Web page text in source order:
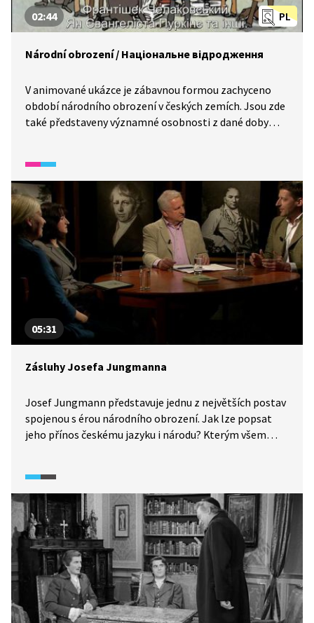
PL
02:44
Národní obrození / Національне відродження
V animované ukázce je zábavnou formou zachyceno
období národního obrození v českých zemích. Jsou zde
také představeny významné osobnosti z dané doby
в Чехії. Тут також представлені визначні
особистості того часу та їхні роботи.
05:31
Zásluhy Josefa Jungmanna
Josef Jungmann představuje jednu z největších postav
spojenou s érou národního obrození. Jak lze popsat
jeho přínos českému jazyku i národu? Kterým všem
diskutují historici v pořadu Historie.cs.